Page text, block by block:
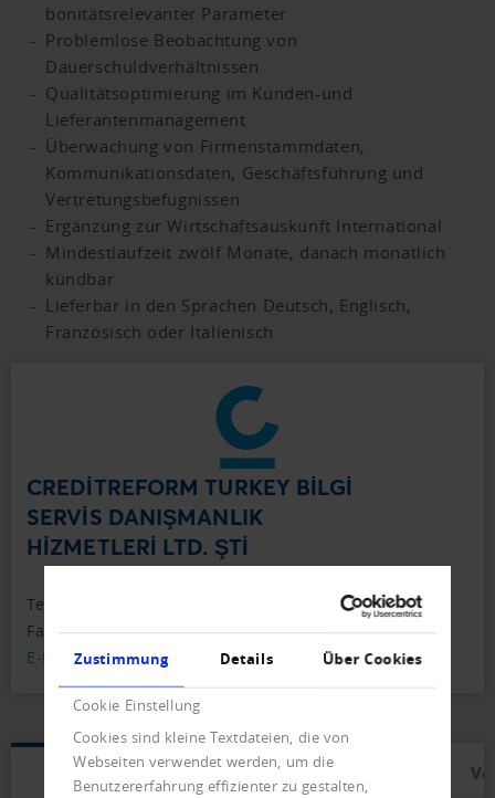
Zustimmung Details Über Cookies
Cookie Einstellung
Cookies sind kleine Textdateien, die von
Webseiten verwendet werden, um die
Benutzererfahrung effizienter zu gestalten,
bonitätsrelevanter Parameter
Problemlose Beobachtung von
Dauerschuldverhältnissen
Qualitätsoptimierung im Kunden-und
Lieferantenmanagement
Überwachung von Firmenstammdaten,
Kommunikationsdaten, Geschäftsführung und
Vertretungsbefugnissen
Ergänzung zur Wirtschaftsauskunft International
Mindestlaufzeit zwölf Monate, danach monatlich
kündbar
Lieferbar in den Sprachen Deutsch, Englisch,
Französisch oder Italienisch
CREDİTREFORM TURKEY BİLGİ
SERVİS DANIŞMANLIK
HİZMETLERİ LTD. ŞTİ
Tel
Fax +90 212 - 876 - 4415
E-Mail schreiben
Einsatzgebiete Nachtragsgründe